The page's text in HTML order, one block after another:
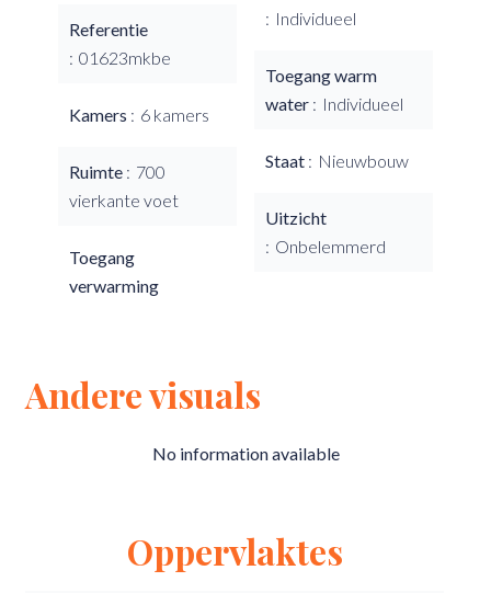
Referentie
01623mkbe
Kamers 6 kamers
Ruimte
700
vierkante voet
Toegang
verwarming
Individueel
Toegang warm
water
Individueel
Staat Nieuwbouw
Uitzicht
Onbelemmerd
Andere visuals
No information available
Oppervlaktes